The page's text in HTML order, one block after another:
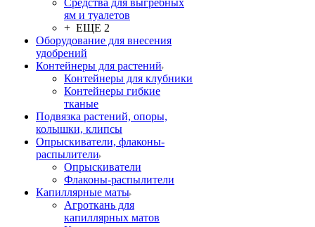
Средства для выгребных
ям и туалетов
+ ЕЩЕ 2
Оборудование для внесения
удобрений
Контейнеры для растений
Контейнеры для клубники
Контейнеры гибкие
тканые
Подвязка растений, опоры,
колышки, клипсы
Опрыскиватели, флаконы-
распылители
Опрыскиватели
Флаконы-распылители
Капиллярные маты
Агроткань для
капиллярных матов